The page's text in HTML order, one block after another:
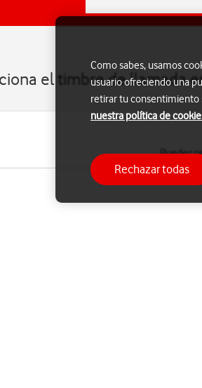
el timbre de llamada
Puedes
Como sabes, usamos
usuario ofreciendo una
retirar tu consentimiento
nuestra política de
Rechazar todas